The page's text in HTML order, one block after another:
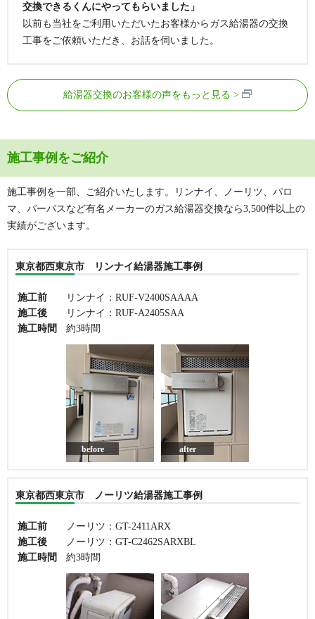
交換できるくんにやってもらいました」
以前も当社をご利用いただいたお客様からガス給湯器の交換
工事をご依頼いただき、お話を伺いました。
給湯器交換のお客様の声をもっと見る
施工事例をご紹介
施工事例を一部、ご紹介いたします。リンナイ、ノーリツ、パロ
マ、パーパスなど有名メーカーのガス給湯器交換なら3,500件以上の
実績がございます。
東京都西東京市 リンナイ給湯器施工事例
施工前
リンナイ：RUF-V2400SAAAA
施工後
リンナイ：RUF-A2405SAA
施工時間
約3時間
before after
東京都西東京市 ノーリツ給湯器施工事例
施工前
ノーリツ：GT-2411ARX
施工後
ノーリツ：GT-C2462SARXBL
施工時間
約3時間